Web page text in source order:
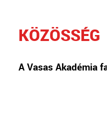
KÖZÖSSÉG
A Vasas Akadémia